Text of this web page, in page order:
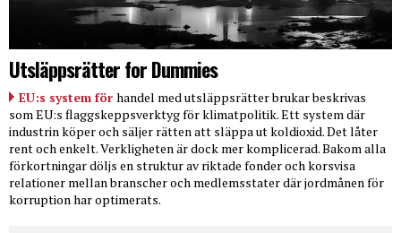
Utsläppsrätter for Dummies
EU:s system för handel med utsläppsrätter brukar beskrivas
som EU:s flaggskeppsverktyg för klimatpolitik. Ett system där
industrin köper och säljer rätten att släppa ut koldioxid. Det låter
rent och enkelt. Verkligheten är dock mer komplicerad. Bakom alla
förkortningar döljs en struktur av riktade fonder och korsvisa
relationer mellan branscher och medlemsstater där jordmånen för
korruption har optimerats.